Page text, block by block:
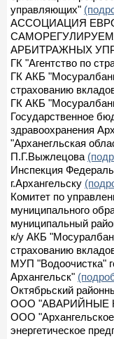
управляющих"
АССОЦИАЦИЯ
АРБИТРАЖНЫХ
ГК "Агентство по
ГК АКБ
страхованию
ГК АКБ
Государственное
здравоохранения
"Арханегльская
П.Г.Выжлецова
Инспекция
г.Архангельску
Комитет по
муниципального
муниципальный
к/у АКБ
страхованию
МУП "Водоочистка"
Архангельск"
Октябрьский
ООО "АВАРИЙНЫЕ
ООО
энергетическое